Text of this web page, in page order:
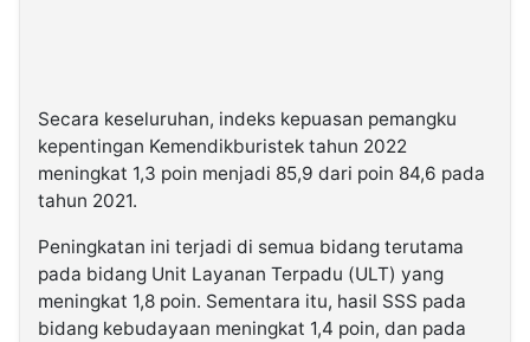
Secara keseluruhan, indeks kepuasan pemangku
kepentingan Kemendikburistek tahun 2022
meningkat 1,3 poin menjadi 85,9 dari poin 84,6 pada
tahun 2021.
Peningkatan ini terjadi di semua bidang terutama
pada bidang Unit Layanan Terpadu (ULT) yang
meningkat 1,8 poin. Sementara itu, hasil SSS pada
bidang kebudayaan meningkat 1,4 poin, dan pada